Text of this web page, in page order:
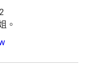
。